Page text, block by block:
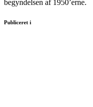
begyndelsen af 1950’erne.
Publiceret i